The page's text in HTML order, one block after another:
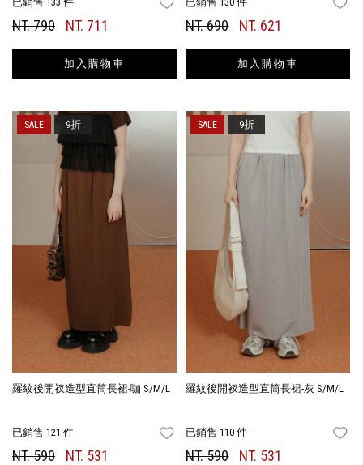
FAVORITES
NT. 790 NT. 711
加入購物車
NT. 690 NT. 621
加入購物車
羅紋後開衩造型直筒長裙-咖 S/M/L
已銷售 121 件 FAVORITES
NT. 590 NT. 531
9折
羅紋後開衩造型直筒長裙-灰 S/M/L
已銷售 110 件
NT. 590 NT. 531
9折